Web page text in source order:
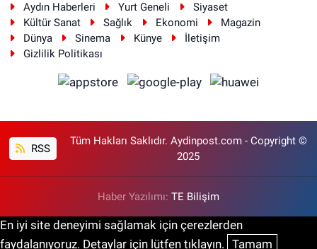
Aydın Haberleri Yurt Geneli
Siyaset
Kültür Sanat
Sağlık Ekonomi
Magazin
Dünya
Sinema Künye
İletişim
Gizlilik Politikası
RSS
Tüm Hakları Saklıdır. Aydinpost.com - Copyright ©
2025
Haber Yazılımı: TE Bilişim
En iyi site deneyimi sağlamak için çerezlerden
faydalanıyoruz. Detaylar için lütfen tıklayın. Tamam